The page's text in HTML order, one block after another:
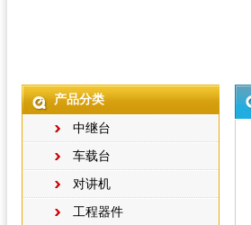
产品分类
中继台
车载台
对讲机
工程器件